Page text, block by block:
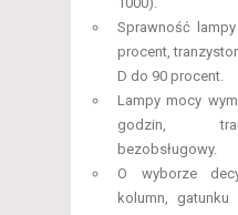
Sprawność
procent,
D do 90 procent.
Lampy mocy
godzin,
bezobsługowy.
O wyborze
kolumn,